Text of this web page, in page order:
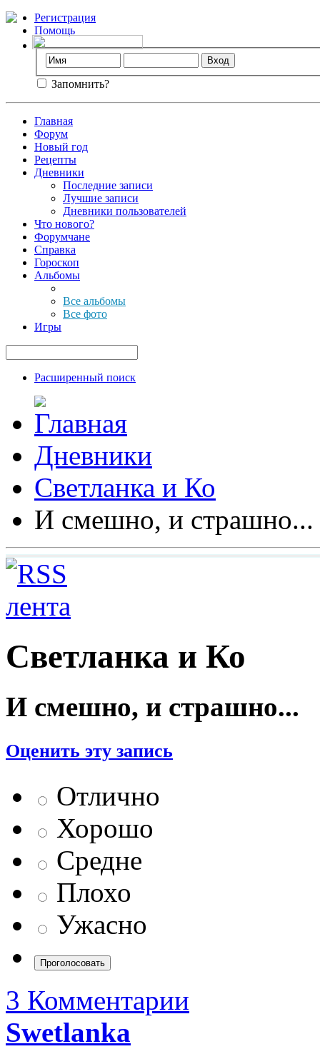
Регистрация
Помощь
Запомнить?
Главная
Форум
Новый год
Рецепты
Дневники
Последние записи
Лучшие записи
Дневники пользователей
Что нового?
Форумчане
Справка
Гороскоп
Альбомы
Все альбомы
Все фото
Игры
Расширенный поиск
Дневники
Светланка и Ко
И смешно, и страшно...
Светланка и Ко
И смешно, и страшно...
Оценить эту запись
Отлично
Хорошо
Средне
Плохо
Ужасно
3 Комментарии
Swetlanka